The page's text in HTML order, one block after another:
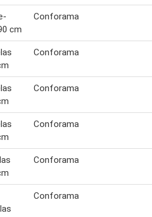
cm
Conforama
Conforama
Conforama
Conforama
Conforama
Conforama